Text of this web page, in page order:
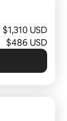
$1,310 USD
$486 USD